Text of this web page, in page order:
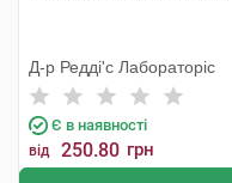
Д-р Редді'с Лабораторіс
Є в наявності
від 250.80 грн